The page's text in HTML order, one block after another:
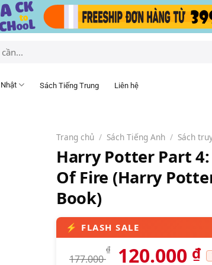
Sách Tiếng Trung Liên hệ
Trang chủ / Sách Tiếng Anh / Sách
Harry Potter Part
Of Fire (Harry
Book)
177.000
₫ 120.000 ₫